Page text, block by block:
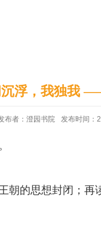
浮，我独我
布者：澄园书院 发布时间：
的思想封闭；再